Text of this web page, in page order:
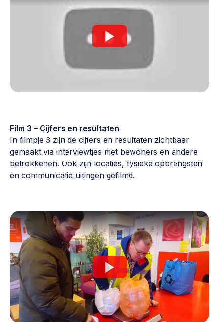
Film 3 – Cijfers en resultaten
In filmpje 3 zijn de cijfers en resultaten zichtbaar
gemaakt via interviewtjes met bewoners en andere
betrokkenen. Ook zijn locaties, fysieke opbrengsten
en communicatie uitingen gefilmd.